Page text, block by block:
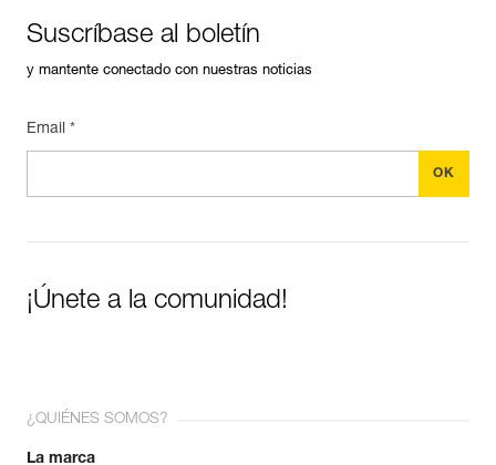
Suscríbase al boletín
y mantente conectado con nuestras noticias
Email *
¡Únete a la comunidad!
¿QUIÉNES SOMOS?
La marca